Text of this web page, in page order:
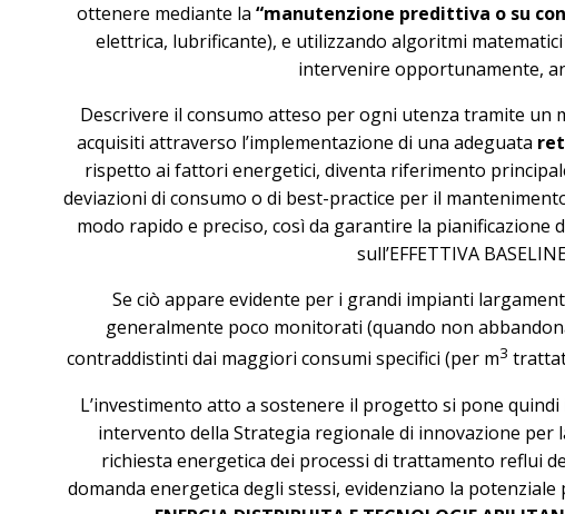
ottenere mediante la “manutenzione predittiva o su
elettrica, lubrificante), e utilizzando algoritmi
intervenire opportunamente,
Descrivere il consumo atteso per ogni utenza tramite un
acquisiti attraverso l’implementazione di una adeguata
rispetto ai fattori energetici, diventa riferimento
deviazioni di consumo o di best-practice per il
modo rapido e preciso, così da garantire la pianificazione
sull’EFFETTIVA
Se ciò appare evidente per i grandi impianti
generalmente poco monitorati (quando non
contraddistinti dai maggiori consumi specifici (per m3
L’investimento atto a sostenere il progetto si pone quindi
intervento della Strategia regionale di innovazione per
richiesta energetica dei processi di trattamento reflui
domanda energetica degli stessi, evidenziano la